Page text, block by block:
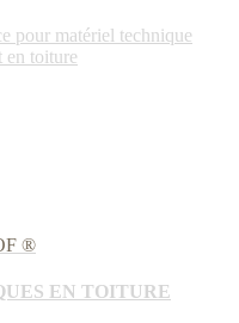
pour matériel technique
en toiture
®
EN TOITURE